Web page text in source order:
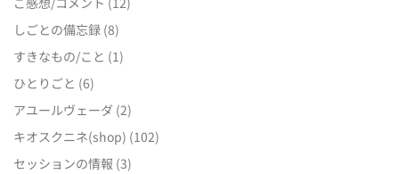
しごとの備忘録 (8)
すきなもの/こと (1)
ひとりごと (6)
アユールヴェーダ (2)
キオスクニネ(shop) (102)
セッションの情報 (3)